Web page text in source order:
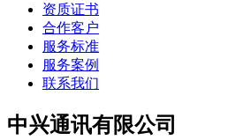
资质证书
合作客户
服务标准
服务案例
联系我们
中兴通讯有限公司